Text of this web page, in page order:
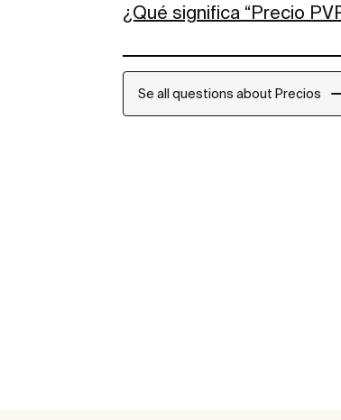
¿Qué significa “Precio
Se all questions about Precios